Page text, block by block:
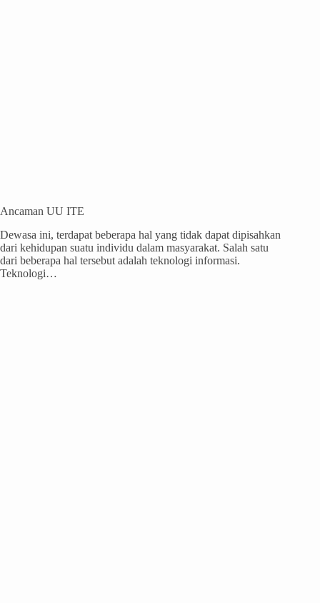
Ancaman UU ITE
Dewasa ini, terdapat beberapa hal yang tidak dapat dipisahkan
dari kehidupan suatu individu dalam masyarakat. Salah satu
dari beberapa hal tersebut adalah teknologi informasi.
Teknologi…